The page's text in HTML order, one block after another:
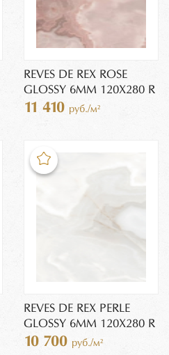
REVES DE REX ROSE
GLOSSY 6MM 120X280 R
11 410 руб./м²
REVES DE REX PERLE
GLOSSY 6MM 120X280 R
10 700 руб./м²